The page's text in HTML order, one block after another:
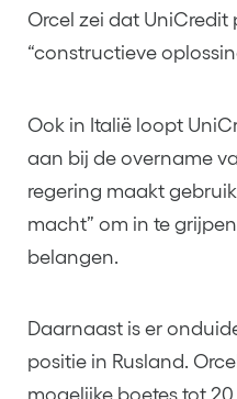
Orcel zei dat UniCredit
“constructieve
Ook in Italië loopt
aan bij de overname
regering maakt
macht” om in te
belangen.
Daarnaast is er
positie in Rusland.
mogelijke boetes tot 20